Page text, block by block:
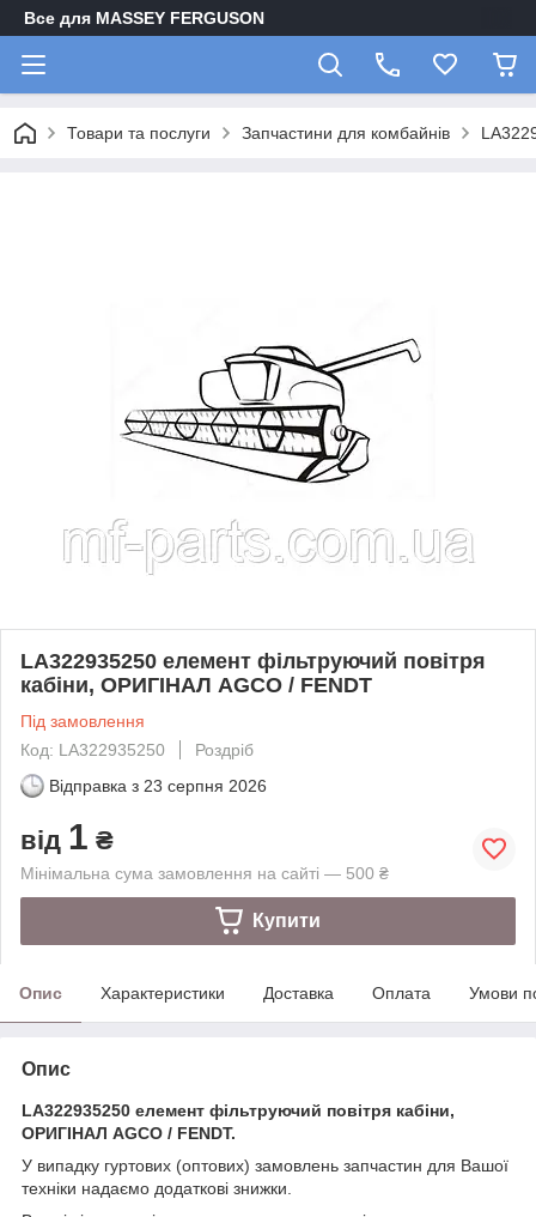
Все для MASSEY FERGUSON
Товари та послуги Запчастини для комбайнів
LA322935250 елемент фільтруючий повітря
кабіни, ОРИГІНАЛ AGCO / FENDT
Під замовлення
Код: LA322935250
Роздріб
Відправка з 23 серпня 2026
від 1 ₴
Мінімальна сума замовлення на сайті — 500 ₴
Купити
Опис Характеристики Доставка Оплата Умови
Опис
LA322935250 елемент фільтруючий повітря кабіни,
ОРИГІНАЛ AGCO / FENDT.
У випадку гуртових (оптових) замовлень запчастин для Вашої
техніки надаємо додаткові знижки.